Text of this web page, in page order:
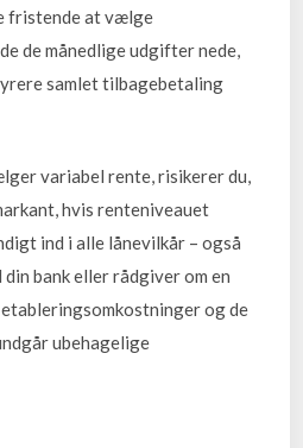
fristende at vælge
de månedlige udgifter nede,
samlet tilbagebetaling
variabel rente, risikerer du,
hvis renteniveauet
ind i alle lånevilkår – også
bank eller rådgiver om en
og de
ubehagelige